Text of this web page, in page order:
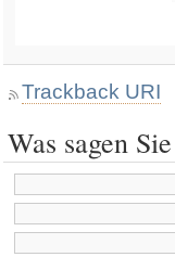
Trackback URI
Was sagen